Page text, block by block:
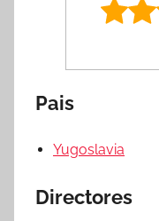
Pais
Yugoslavia
Directores